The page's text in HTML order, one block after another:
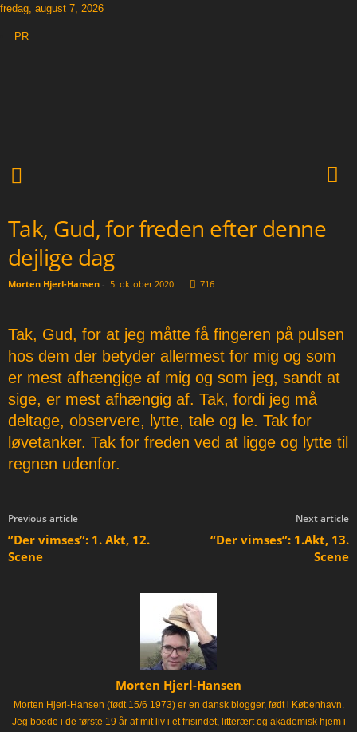
fredag, august 7, 2026
PR
Tak, Gud, for freden efter denne
dejlige dag
Morten Hjerl-Hansen - 5. oktober 2020 716
Tak, Gud, for at jeg måtte få fingeren på pulsen
hos dem der betyder allermest for mig og som
er mest afhængige af mig og som jeg, sandt at
sige, er mest afhængig af. Tak, fordi jeg må
deltage, observere, lytte, tale og le. Tak for
løvetanker. Tak for freden ved at ligge og lytte til
regnen udenfor.
Previous article
”Der vimses”: 1. Akt, 12.
Scene
Next article
“Der vimses”: 1.Akt, 13.
Scene
Morten Hjerl-Hansen
Morten Hjerl-Hansen (født 15/6 1973) er en dansk blogger, født i København.
Jeg boede i de første 19 år af mit liv i et frisindet, litterært og akademisk hjem i